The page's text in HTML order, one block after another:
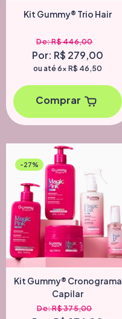
Kit Gummy® Trio Hair
De: R$ 446,00
Por: R$ 279,00
ou até 6x R$ 46,50
Comprar
-27%
Kit Gummy® Cronograma
Capilar
De: R$ 375,00